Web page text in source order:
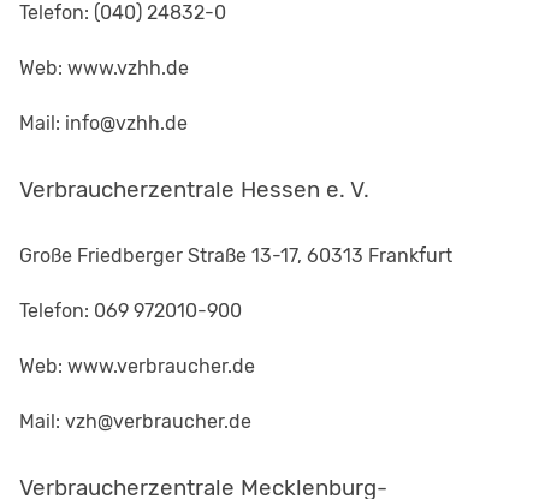
Telefon: (040) 24832-0
Web: www.vzhh.de
Mail: info@vzhh.de
Verbraucherzentrale Hessen e. V.
Große Friedberger Straße 13-17, 60313 Frankfurt
Telefon: 069 972010-900
Web: www.verbraucher.de
Mail: vzh@verbraucher.de
Verbraucherzentrale Mecklenburg-